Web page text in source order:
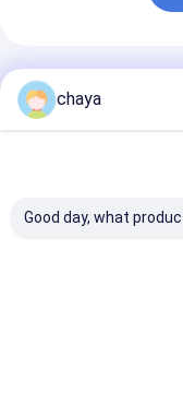
अनुशंसित उत्पाद
chaya
Good day, what